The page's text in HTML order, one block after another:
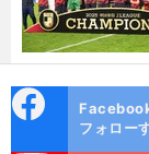
ok
フォロー